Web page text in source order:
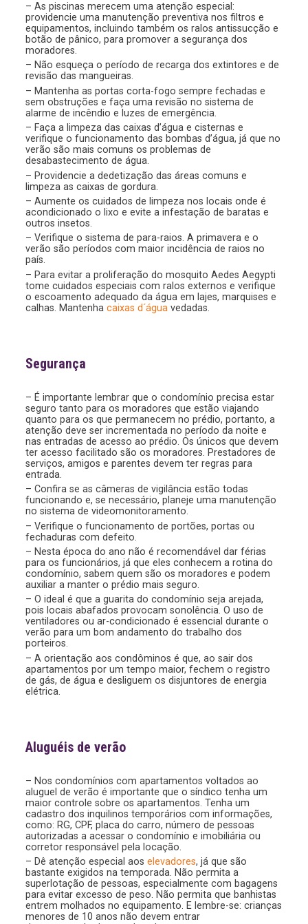
– As piscinas merecem uma atenção especial:
providencie uma manutenção preventiva nos filtros e
equipamentos, incluindo também os ralos antissucção e
botão de pânico, para promover a segurança dos
moradores.
– Não esqueça o período de recarga dos extintores e de
revisão das mangueiras.
– Mantenha as portas corta-fogo sempre fechadas e
sem obstruções e faça uma revisão no sistema de
alarme de incêndio e luzes de emergência.
– Faça a limpeza das caixas d’água e cisternas e
verifique o funcionamento das bombas d’água, já que no
verão são mais comuns os problemas de
desabastecimento de água.
– Providencie a dedetização das áreas comuns e
limpeza as caixas de gordura.
– Aumente os cuidados de limpeza nos locais onde é
acondicionado o lixo e evite a infestação de baratas e
outros insetos.
– Verifique o sistema de para-raios. A primavera e o
verão são períodos com maior incidência de raios no
país.
– Para evitar a proliferação do mosquito Aedes Aegypti
tome cuidados especiais com ralos externos e verifique
o escoamento adequado da água em lajes, marquises e
calhas. Mantenhacaixas d´água vedadas.
Segurança
– É importante lembrar que o condomínio precisa estar
seguro tanto para os moradores que estão viajando
quanto para os que permanecem no prédio, portanto, a
atenção deve ser incrementada no período da noite e
nas entradas de acesso ao prédio. Os únicos que devem
ter acesso facilitado são os moradores. Prestadores de
serviços, amigos e parentes devem ter regras para
entrada.
– Confira se as câmeras de vigilância estão todas
funcionando e, se necessário, planeje uma manutenção
no sistema de videomonitoramento.
– Verifique o funcionamento de portões, portas ou
fechaduras com defeito.
– Nesta época do ano não é recomendável dar férias
para os funcionários, já que eles conhecem a rotina do
condomínio, sabem quem são os moradores e podem
auxiliar a manter o prédio mais seguro.
– O ideal é que a guarita do condomínio seja arejada,
pois locais abafados provocam sonolência. O uso de
ventiladores ou ar-condicionado é essencial durante o
verão para um bom andamento do trabalho dos
porteiros.
– A orientação aos condôminos é que, ao sair dos
apartamentos por um tempo maior, fechem o registro
de gás, de água e desliguem os disjuntores de energia
elétrica.
Aluguéis de verão
– Nos condomínios com apartamentos voltados ao
aluguel de verão é importante que o síndico tenha um
maior controle sobre os apartamentos. Tenha um
cadastro dos inquilinos temporários com informações,
como: RG, CPF, placa do carro, número de pessoas
autorizadas a acessar o condomínio e imobiliária ou
corretor responsável pela locação.
– Dê atenção especial aoselevadores, já que são
bastante exigidos na temporada. Não permita a
superlotação de pessoas, especialmente com bagagens
para evitar excesso de peso. Não permita que banhistas
entrem molhados no equipamento. E lembre-se: crianças
menores de 10 anos não devem entrar